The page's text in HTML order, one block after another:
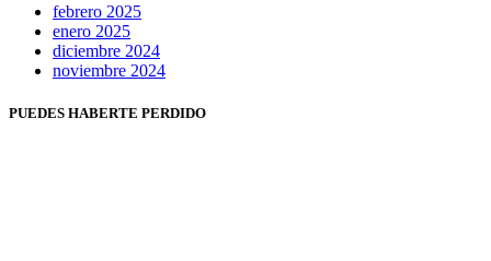
febrero 2025
enero 2025
diciembre 2024
noviembre 2024
PUEDES HABERTE PERDIDO